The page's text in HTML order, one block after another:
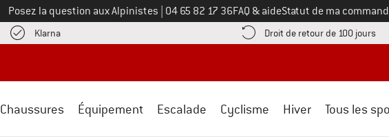
Posez la question aux Alpinistes Appelez-nous au
04 65 82 17 36FAQ & aideStatut de ma
KlarnaTrouve les informations de paiement ici ! Ouvre une boîte d'information
Droit de retour de 100 jours
Chaussures Équipement Escalade Cyclisme Hiver Tous les